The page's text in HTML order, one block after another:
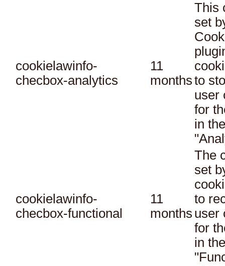
cookielawinfo-
checbox-analytics
11
months
This
set
to
user
for
in
cookielawinfo-
checbox-functional
11
months
The
set
to
user
for
in